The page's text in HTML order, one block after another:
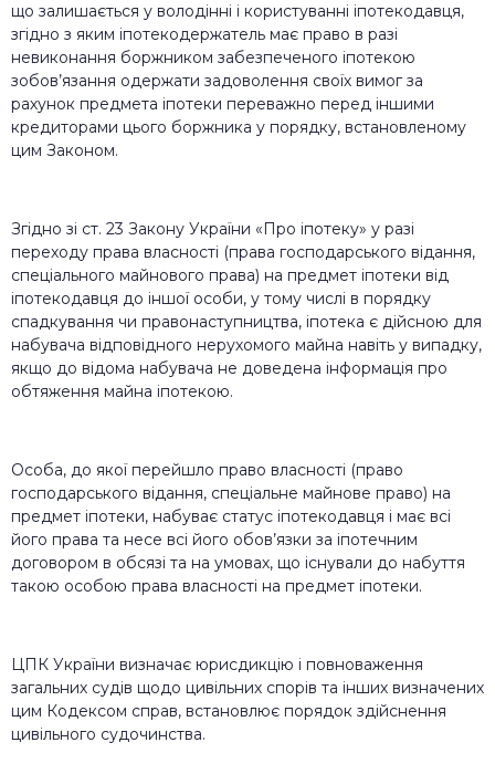
що залишається у володінні і користуванні іпотекодавця,
згідно з яким іпотекодержатель має право в разі
невиконання боржником забезпеченого іпотекою
зобов’язання одержати задоволення своїх вимог за
рахунок предмета іпотеки переважно перед іншими
кредиторами цього боржника у порядку, встановленому
цим Законом.
Згідно зі ст. 23 Закону України «Про іпотеку» у разі
переходу права власності (права господарського відання,
спеціального майнового права) на предмет іпотеки від
іпотекодавця до іншої особи, у тому числі в порядку
спадкування чи правонаступництва, іпотека є дійсною для
набувача відповідного нерухомого майна навіть у випадку,
якщо до відома набувача не доведена інформація про
обтяження майна іпотекою.
Особа, до якої перейшло право власності (право
господарського відання, спеціальне майнове право) на
предмет іпотеки, набуває статус іпотекодавця і має всі
його права та несе всі його обов’язки за іпотечним
договором в обсязі та на умовах, що існували до набуття
такою особою права власності на предмет іпотеки.
ЦПК України визначає юрисдикцію і повноваження
загальних судів щодо цивільних спорів та інших визначених
цим Кодексом справ, встановлює порядок здійснення
цивільного судочинства.